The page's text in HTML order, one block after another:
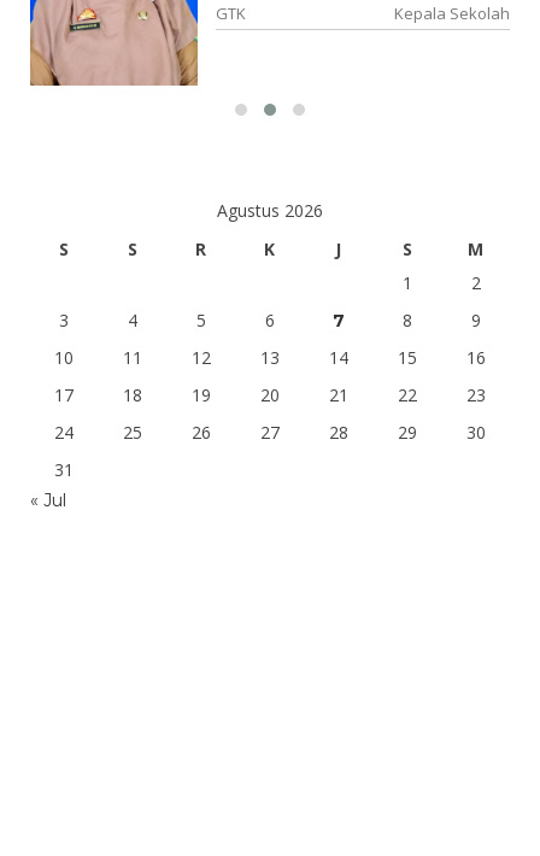
GTK
Kepala Sekolah
Agustus 2026
S
S R K J S
M
1
2
3
4 5 6 7 8
9
10
11 12 13 14 15
16
17
18 19 20 21 22
23
24
25 26 27 28 29
30
31
« Jul